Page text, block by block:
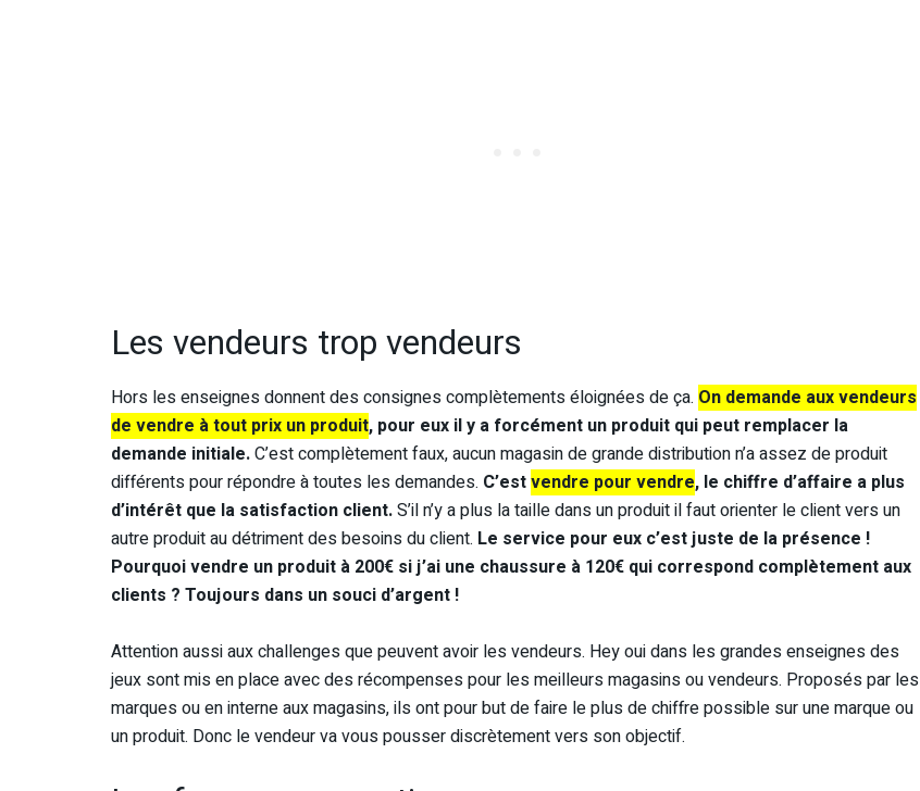
Les vendeurs trop vendeurs
Hors les enseignes donnent des consignes complètements éloignées de ça. On demande aux vendeurs
de vendre à tout prix un produit, pour eux il y a forcément un produit qui peut remplacer la
demande initiale.C’est complètement faux, aucun magasin de grande distribution n’a assez de produit
différents pour répondre à toutes les demandes. C’estvendre pour vendre, le chiffre d’affaire a plus
d’intérêt que la satisfaction client.S’il n’y a plus la taille dans un produit il faut orienter le client vers un
autre produit au détriment des besoins du client. Le service pour eux c’est juste de la présence !
Pourquoi vendre un produit à 200€ si j’ai une chaussure à 120€ qui correspond complètement aux
clients ? Toujours dans un souci d’argent !
Attention aussi aux challenges que peuvent avoir les vendeurs. Hey oui dans les grandes enseignes des
jeux sont mis en place avec des récompenses pour les meilleurs magasins ou vendeurs. Proposés par les
marques ou en interne aux magasins, ils ont pour but de faire le plus de chiffre possible sur une marque ou
un produit. Donc le vendeur va vous pousser discrètement vers son objectif.